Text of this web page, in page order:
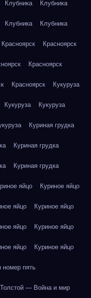
Клубника Клубника
Клубника Клубника
Красноярск Красноярск
Красноярск
Красноярск Кукуруза
Кукуруза Кукуруза
Куриная грудка
Куриная грудка
Куриная грудка
яйцо Куриное яйцо
яйцо Куриное яйцо
яйцо Куриное яйцо
яйцо Куриное яйцо
номер пять
— Война и мир